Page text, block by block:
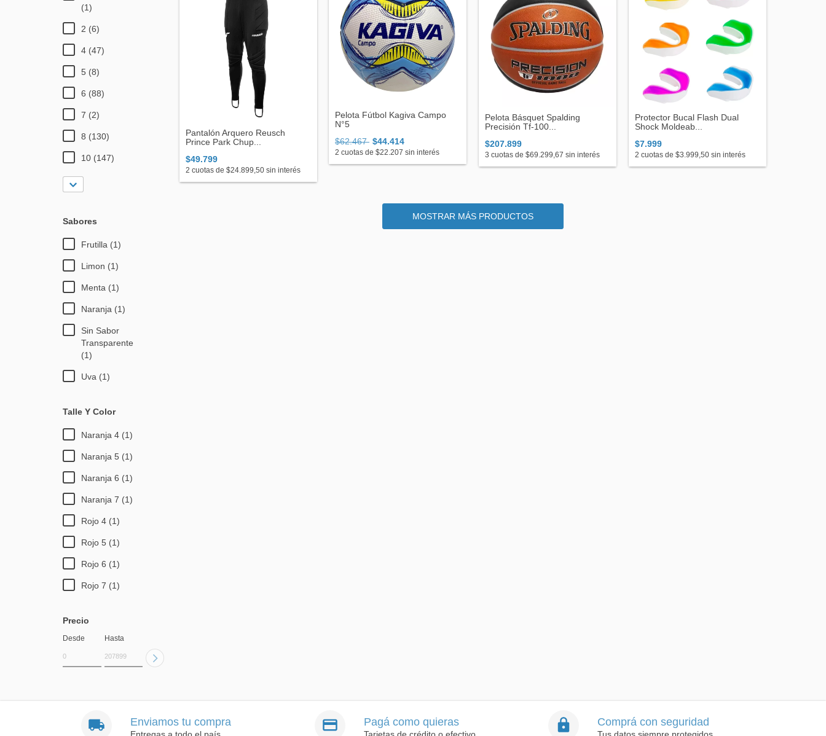
(1)
2 (6)
4 (47)
5 (8)
6 (88)
7 (2)
8 (130)
10 (147)
Sabores
Frutilla (1)
Limon (1)
Menta (1)
Naranja (1)
Sin Sabor
Transparente
(1)
Uva (1)
Talle Y Color
Naranja 4 (1)
Naranja 5 (1)
Naranja 6 (1)
Naranja 7 (1)
Rojo 4 (1)
Rojo 5 (1)
Rojo 6 (1)
Rojo 7 (1)
Precio
Desde Hasta
Pantalón Arquero Reusch
Prince Park Chup...
$49.799
2 cuotas de $24.899,50 sin interés
Pelota Fútbol Kagiva Campo
N°5
$62.467 $44.414
2 cuotas de $22.207 sin interés
Pelota Básquet Spalding
Precisión Tf-100...
$207.899
3 cuotas de $69.299,67 sin interés
Protector Bucal Flash Dual
Shock Moldeab...
$7.999
2 cuotas de $3.999,50 sin interés
MOSTRAR MÁS PRODUCTOS
Enviamos tu compra Pagá como quieras Comprá con seguridad